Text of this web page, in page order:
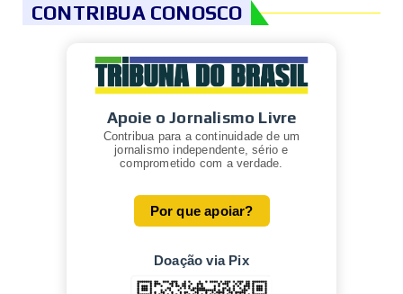
CONTRIBUA CONOSCO
Apoie o Jornalismo Livre
Contribua para a continuidade de um
jornalismo independente, sério e
comprometido com a verdade.
Por que apoiar?
Doação via Pix